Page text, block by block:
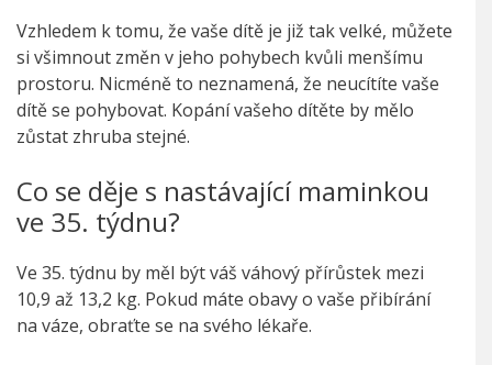
Vzhledem k tomu, že vaše dítě je již tak velké, můžete
si všimnout změn v jeho pohybech kvůli menšímu
prostoru. Nicméně to neznamená, že neucítíte vaše
dítě se pohybovat. Kopání vašeho dítěte by mělo
zůstat zhruba stejné.
Co se děje s nastávající maminkou
ve 35. týdnu?
Ve 35. týdnu by měl být váš váhový přírůstek mezi
10,9 až 13,2 kg. Pokud máte obavy o vaše přibírání
na váze, obraťte se na svého lékaře.